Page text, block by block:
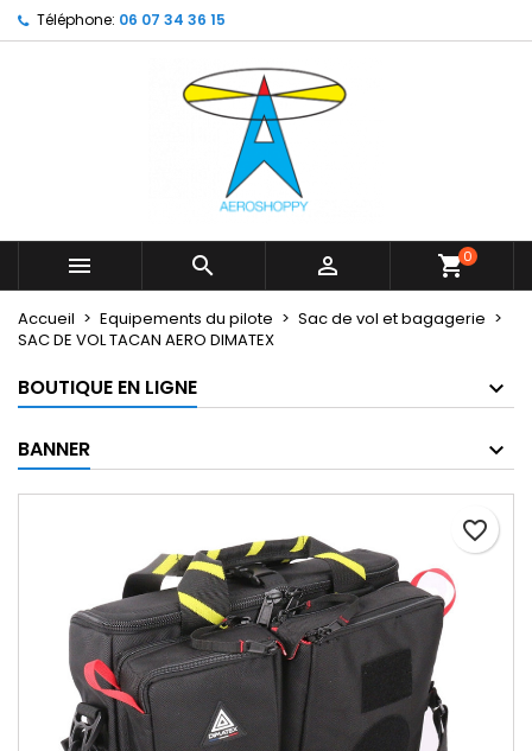
Téléphone: 06 07 34 36 15
   shopping_cart0
Accueil Equipements du pilote
Sac de vol et bagagerie
SAC DE VOL TACAN AERO DIMATEX
BOUTIQUE EN LIGNE
BANNER
favorite_border
My wishlists ×
Create new list
Créer une liste d'envies ×
Nom de la liste d'envies
Connexion ×
Vous devez être connecté pour ajouter des produits
Annuler